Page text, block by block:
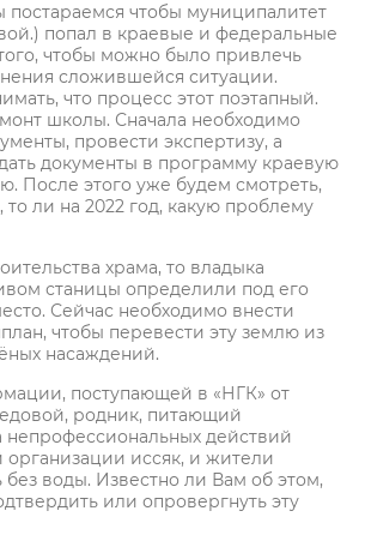
постараемся чтобы муниципалитет
попал в краевые и федеральные
чтобы можно было привлечь
сложившейся ситуации.
что процесс этот поэтапный.
школы. Сначала необходимо
провести экспертизу, а
документы в программу краевую
После этого уже будем смотреть,
то ли на 2022 год, какую проблему
храма, то владыка
станицы определили под его
Сейчас необходимо внести
чтобы перевести эту землю из
насаждений.
поступающей в «НГК» от
родник, питающий
непрофессиональных действий
иссяк, и жители
без воды. Известно ли Вам об этом,
или опровергнуть эту